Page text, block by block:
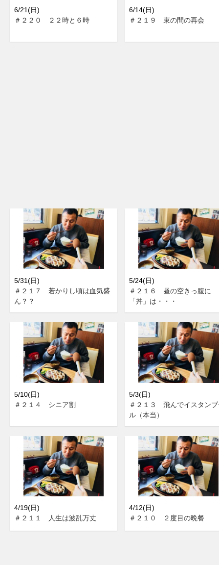
6/21(日)
＃２２０ ２２時と６時
6/14(日)
＃２１９ 束の間の再会
5/31(日)
＃２１７ 若かりし頃は血気盛
ん？？
5/24(日)
＃２１６ 昼の空きっ腹に
「丼」は・・・
5/10(日)
＃２１４ シニア割
5/3(日)
＃２１３ 飛んでイスタン
ル（本当）
4/19(日)
＃２１１ 人生は波乱万丈
4/12(日)
＃２１０ ２度目の晩餐